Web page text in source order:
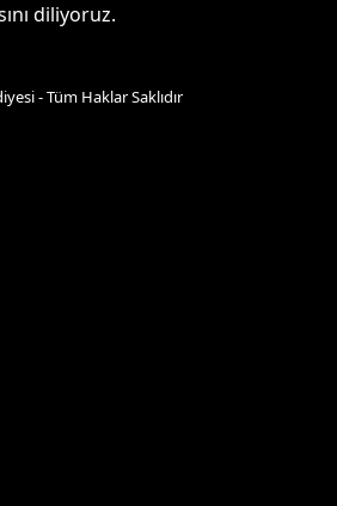
diliyoruz.
- Tüm Haklar Saklıdır